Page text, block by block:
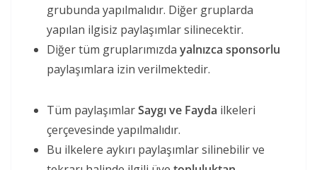
grubunda yapılmalıdır. Diğer gruplarda
yapılan ilgisiz paylaşımlar silinecektir.
Diğer tüm gruplarımızda yalnızca sponsorlu
paylaşımlara izin verilmektedir.
Tüm paylaşımlarSaygı ve Fayda ilkeleri
çerçevesinde yapılmalıdır.
Bu ilkelere aykırı paylaşımlar silinebilir ve